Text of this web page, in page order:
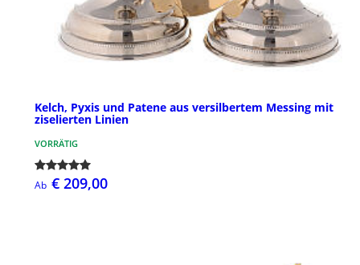
Kelch, Pyxis und Patene aus versilbertem Messing mit
ziselierten Linien
VORRÄTIG
Ab € 209,00